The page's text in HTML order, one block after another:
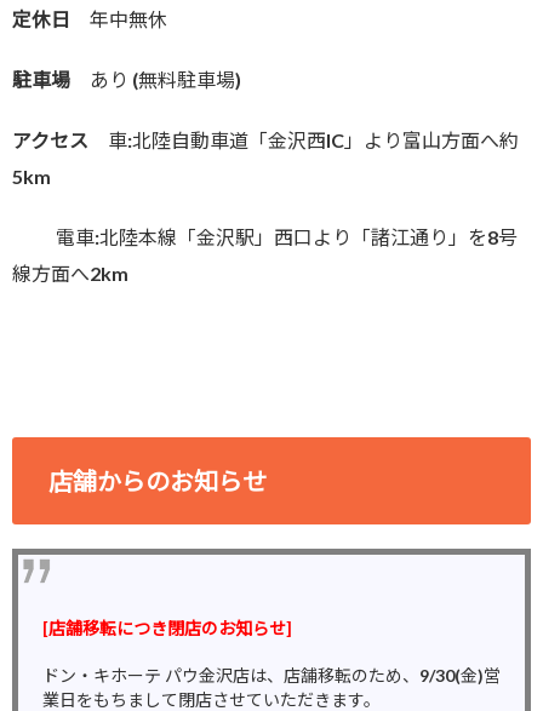
定休日 年中無休
駐車場 あり (無料駐車場)
アクセス 車:北陸自動車道「金沢西IC」より富山方面へ約
5km
電車:北陸本線「金沢駅」西口より「諸江通り」を8号
線方面へ2km
店舗からのお知らせ
[店舗移転につき閉店のお知らせ]
ドン・キホーテ パウ金沢店は、店舗移転のため、9/30(金)営
業日をもちまして閉店させていただきます。